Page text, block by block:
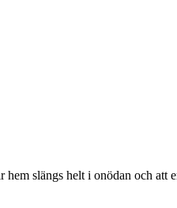
slängs helt i onödan och